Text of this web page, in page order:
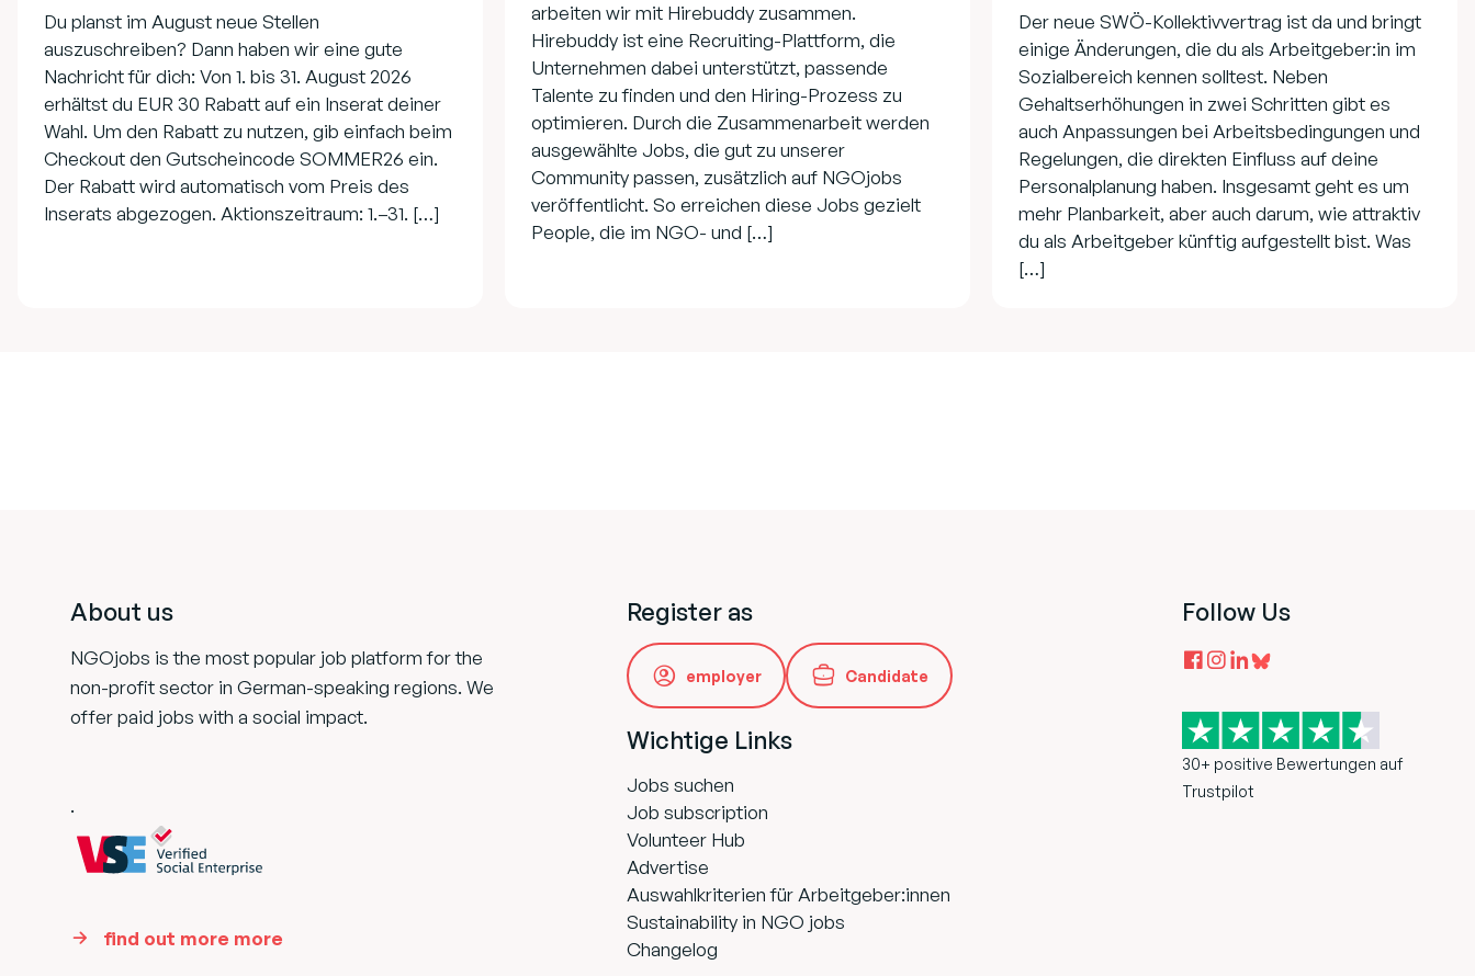
Du planst im August neue Stellen
auszuschreiben? Dann haben wir eine gute
Nachricht für dich: Von 1. bis 31. August 2026
erhältst du EUR 30 Rabatt auf ein Inserat deiner
Wahl. Um den Rabatt zu nutzen, gib einfach beim
Checkout den Gutscheincode SOMMER26 ein.
Der Rabatt wird automatisch vom Preis des
Inserats abgezogen. Aktionszeitraum: 1.–31. […]
arbeiten wir mit Hirebuddy zusammen.
Hirebuddy ist eine Recruiting-Plattform, die
Unternehmen dabei unterstützt, passende
Talente zu finden und den Hiring-Prozess zu
optimieren. Durch die Zusammenarbeit werden
ausgewählte Jobs, die gut zu unserer
Community passen, zusätzlich auf NGOjobs
veröffentlicht. So erreichen diese Jobs gezielt
People, die im NGO- und […]
Der neue SWÖ-Kollektivvertrag ist da und bringt
einige Änderungen, die du als Arbeitgeber:in im
Sozialbereich kennen solltest. Neben
Gehaltserhöhungen in zwei Schritten gibt es
auch Anpassungen bei Arbeitsbedingungen und
Regelungen, die direkten Einfluss auf deine
Personalplanung haben. Insgesamt geht es um
mehr Planbarkeit, aber auch darum, wie attraktiv
du als Arbeitgeber künftig aufgestellt bist. Was
[…]
About us
NGOjobs is the most popular job platform for the
non-profit sector in German-speaking regions. We
offer paid jobs with a social impact.
.
find out more more
Register as
employer Candidate
Wichtige Links
Jobs suchen
Job subscription
Volunteer Hub
Advertise
Auswahlkriterien für Arbeitgeber:innen
Sustainability in NGO jobs
Changelog
Follow Us
30+ positive Bewertungen auf
Trustpilot